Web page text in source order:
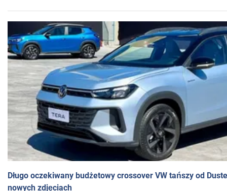
Długo oczekiwany budżetowy crossover VW tańszy od
nowych zdjęciach